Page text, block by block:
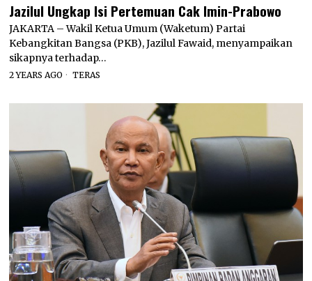
Jazilul Ungkap Isi Pertemuan Cak Imin-Prabowo
JAKARTA – Wakil Ketua Umum (Waketum) Partai
Kebangkitan Bangsa (PKB), Jazilul Fawaid, menyampaikan
sikapnya terhadap…
2 YEARS AGO TERAS